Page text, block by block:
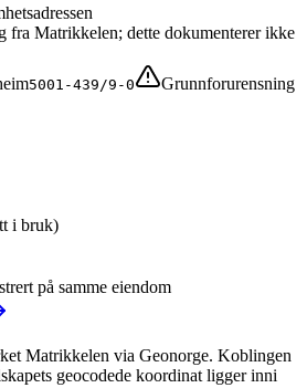
fra Matrikkelen; dette dokumenterer ikke
5001-439/9-0
Grunnforurensning
i bruk)
på samme eiendom
Matrikkelen via Geonorge. Koblingen
geocodede koordinat ligger inni